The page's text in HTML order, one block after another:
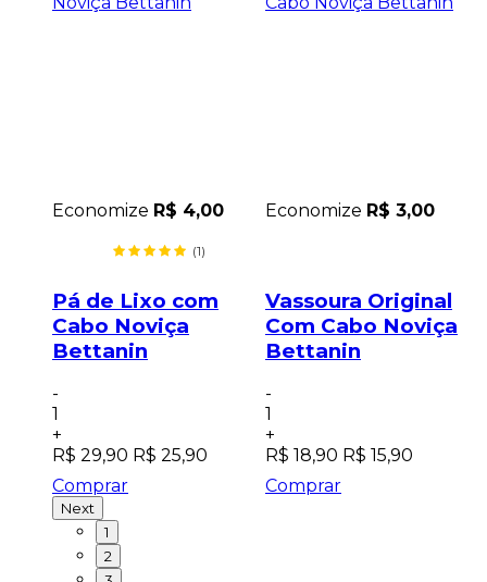
Economize R$ 4,00
(1)
Pá de Lixo com
Cabo Noviça
Bettanin
-
1
+
R$ 29,90 R$ 25,90
Comprar
Economize R$ 3,00
Vassoura Original
Com Cabo Noviça
Bettanin
-
1
+
R$ 18,90 R$ 15,90
Comprar
Next
1
2